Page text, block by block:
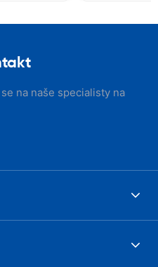
na naše specialisty na